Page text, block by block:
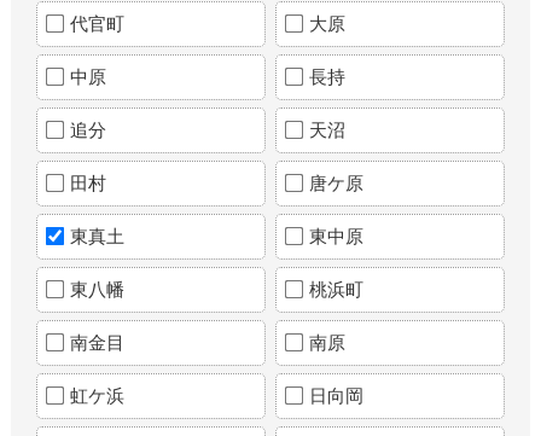
代官町 大原
中原 長持
追分 天沼
田村 唐ケ原
東真土 東中原
東八幡 桃浜町
南金目 南原
虹ケ浜 日向岡